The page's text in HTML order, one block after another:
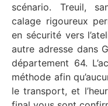
scénario. Treuil,
calage rigoureux
en sécurité vers
autre adresse dans
département 64.
méthode afin
le transport, et